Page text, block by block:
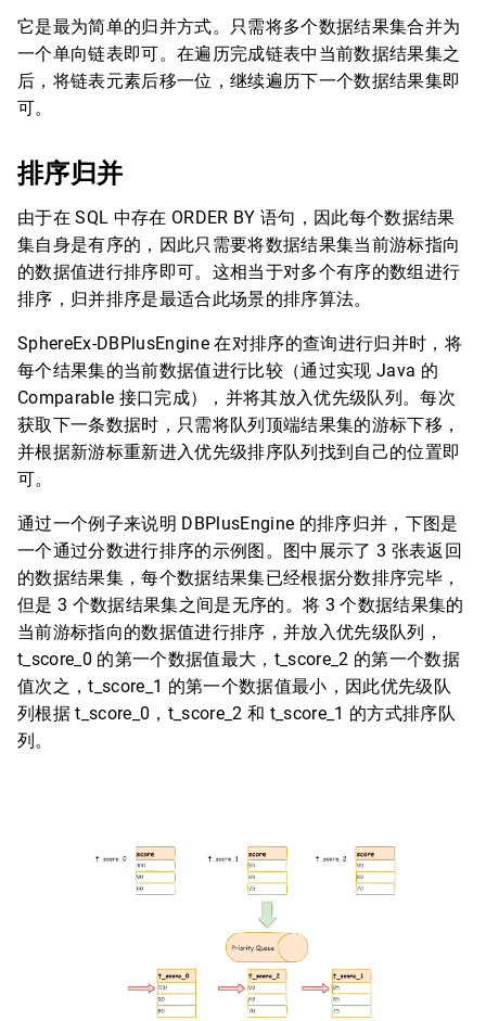
它是最为简单的归并方式。只需将多个数据结果集合并为
一个单向链表即可。在遍历完成链表中当前数据结果集之
后，将链表元素后移一位，继续遍历下一个数据结果集即
可。
排序归并
由于在 SQL 中存在 ORDER BY 语句，因此每个数据结果
集自身是有序的，因此只需要将数据结果集当前游标指向
的数据值进行排序即可。这相当于对多个有序的数组进行
排序，归并排序是最适合此场景的排序算法。
SphereEx-DBPlusEngine 在对排序的查询进行归并时，将
每个结果集的当前数据值进行比较（通过实现 Java 的
Comparable 接口完成），并将其放入优先级队列。每次
获取下一条数据时，只需将队列顶端结果集的游标下移，
并根据新游标重新进入优先级排序队列找到自己的位置即
可。
通过一个例子来说明 DBPlusEngine 的排序归并，下图是
一个通过分数进行排序的示例图。图中展示了 3 张表返回
的数据结果集，每个数据结果集已经根据分数排序完毕，
但是 3 个数据结果集之间是无序的。将 3 个数据结果集的
当前游标指向的数据值进行排序，并放入优先级队列，
t_score_0 的第一个数据值最大，t_score_2 的第一个数据
值次之，t_score_1 的第一个数据值最小，因此优先级队
列根据 t_score_0，t_score_2 和 t_score_1 的方式排序队
列。